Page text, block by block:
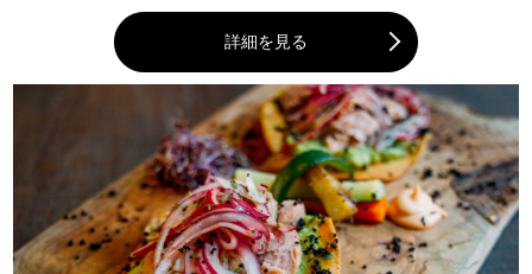
詳細を見る